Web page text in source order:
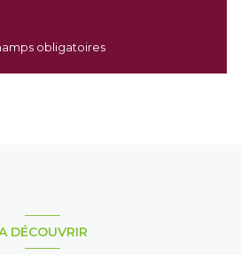
obligatoires
DÉCOUVRIR